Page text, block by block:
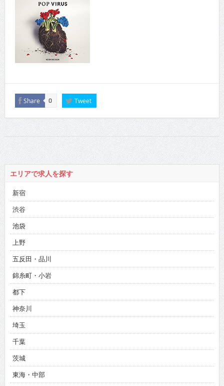
Share 0 Tweet
エリアで求人を探す
新宿
渋谷
池袋
上野
五反田・品川
錦糸町・小岩
都下
神奈川
埼玉
千葉
茨城
東海・中部